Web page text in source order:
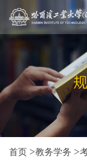
首页 >教务学务 >